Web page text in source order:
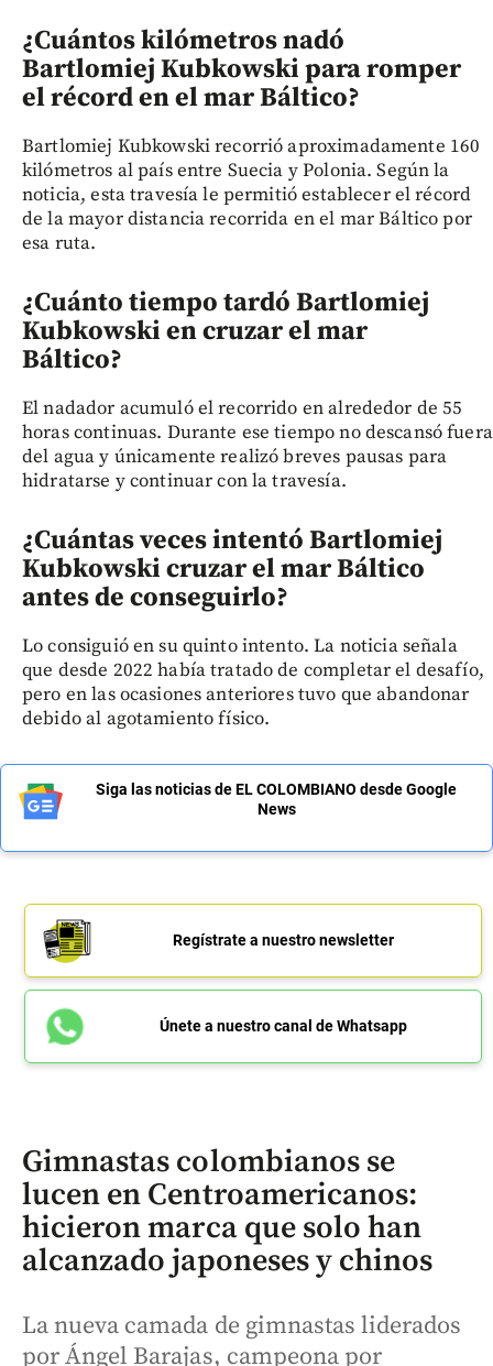
¿Cuántos kilómetros nadó
Bartlomiej Kubkowski para romper
el récord en el mar Báltico?
Bartlomiej Kubkowski recorrió aproximadamente 160
kilómetros al país entre Suecia y Polonia. Según la
noticia, esta travesía le permitió establecer el récord
de la mayor distancia recorrida en el mar Báltico por
esa ruta.
¿Cuánto tiempo tardó Bartlomiej
Kubkowski en cruzar el mar
Báltico?
El nadador acumuló el recorrido en alrededor de 55
horas continuas. Durante ese tiempo no descansó fuera
del agua y únicamente realizó breves pausas para
hidratarse y continuar con la travesía.
¿Cuántas veces intentó Bartlomiej
Kubkowski cruzar el mar Báltico
antes de conseguirlo?
Lo consiguió en su quinto intento. La noticia señala
que desde 2022 había tratado de completar el desafío,
pero en las ocasiones anteriores tuvo que abandonar
debido al agotamiento físico.
Siga las noticias de EL COLOMBIANO desde Google
News
Regístrate a nuestro newsletter
Únete a nuestro canal de Whatsapp
Gimnastas colombianos se
lucen en Centroamericanos:
hicieron marca que solo han
alcanzado japoneses y chinos
La nueva camada de gimnastas liderados
por Ángel Barajas, campeona por